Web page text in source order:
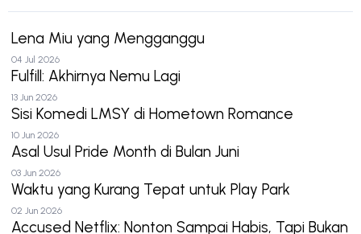
Lena Miu yang Mengganggu
04 Jul 2026
Fulfill: Akhirnya Nemu Lagi
13 Jun 2026
Sisi Komedi LMSY di Hometown Romance
10 Jun 2026
Asal Usul Pride Month di Bulan Juni
03 Jun 2026
Waktu yang Kurang Tepat untuk Play Park
02 Jun 2026
Accused Netflix: Nonton Sampai Habis, Tapi Bukan